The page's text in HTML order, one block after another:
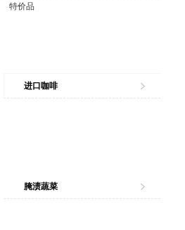
特价品
进口咖啡
腌渍蔬菜